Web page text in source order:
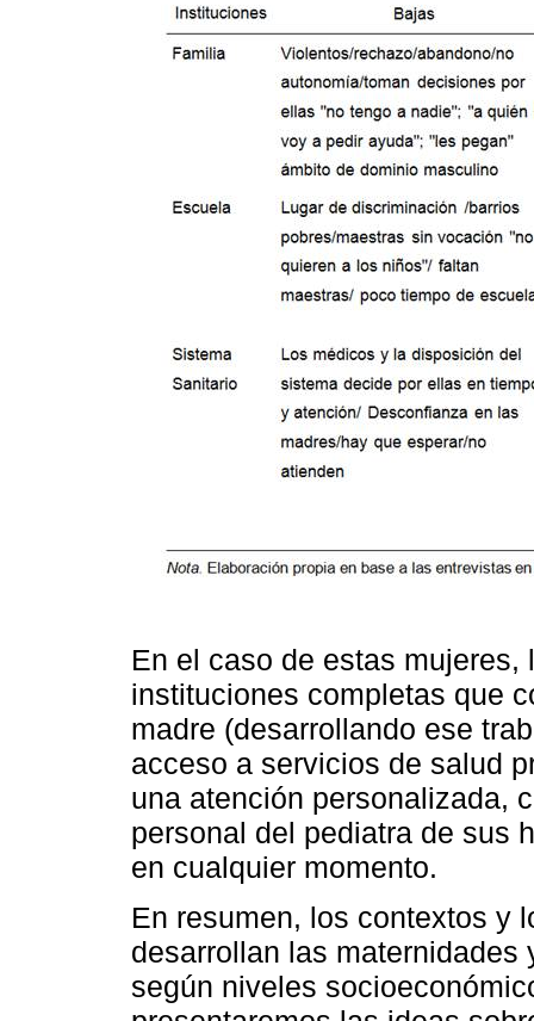
En el caso de estas
instituciones completas que
madre (desarrollando ese
acceso a servicios de salud
una atención personalizada,
personal del pediatra de sus
en cualquier momento.
En resumen, los contextos y
desarrollan las
según niveles